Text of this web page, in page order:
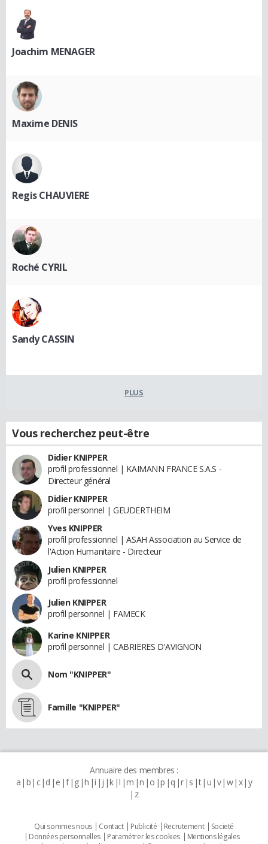
Joachim MENAGER
Maxime DENIS
Regis CHAUVIERE
Roché CYRIL
Sandy CASSIN
PLUS
Vous recherchez peut-être
Didier KNIPPER
profil professionnel | KAIMANN FRANCE S.A.S -
Directeur général
Didier KNIPPER
profil personnel | GEUDERTHEIM
Yves KNIPPER
profil professionnel | ASAH Association au Service de
l'Action Humanitaire - Directeur
Julien KNIPPER
profil professionnel
Julien KNIPPER
profil personnel | FAMECK
Karine KNIPPER
profil personnel | CABRIERES D'AVIGNON
Nom "KNIPPER"
Famille "KNIPPER"
Annuaire des membres :
a b c d e f g h i j k l m n o p q r s t u v w x y
z
Qui sommes nous Contact Publicité Recrutement
Societé
Données personnelles
Paramétrer les cookies
Mentions légales